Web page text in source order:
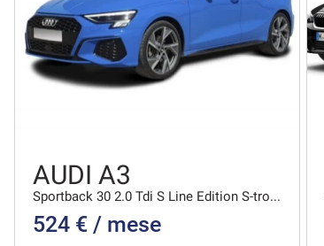
AUDI A3
Sportback 30 2.0 Tdi S Line Edition S-tronic
524 € / mese